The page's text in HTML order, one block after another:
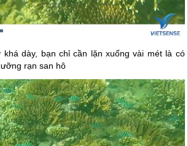
dày, bạn chỉ cần lặn xuống vài mét là có
rạn san hô